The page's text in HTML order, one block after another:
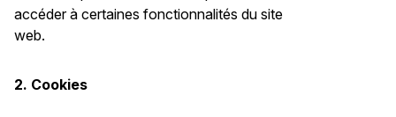
accéder à certaines fonctionnalités du site
web.
2. Cookies